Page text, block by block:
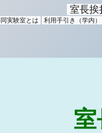
室長挨
実験室とは 利用手引き（学内）